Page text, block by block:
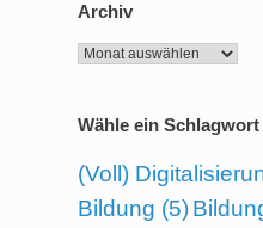
Archiv
Archiv
Wähle ein Schlagwort
(Voll)
Bildung (5)